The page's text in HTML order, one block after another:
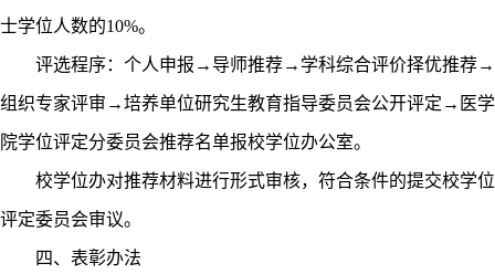
士学位人数的10%。
评选程序：个人申报→导师推荐→学科综合评价择优推荐→
组织专家评审→培养单位研究生教育指导委员会公开评定→医学
院学位评定分委员会推荐名单报校学位办公室。
校学位办对推荐材料进行形式审核，符合条件的提交校学位
评定委员会审议。
四、表彰办法